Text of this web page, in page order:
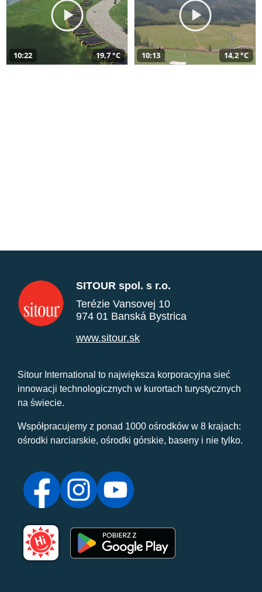
10:22 19,7 °C 10:13 14,2 °C
SITOUR spol. s r.o.
Terézie Vansovej 10
974 01 Banská Bystrica
www.sitour.sk
Sitour International to największa korporacyjna sieć
innowacji technologicznych w kurortach turystycznych
na świecie.
Współpracujemy z ponad 1000 ośrodków w 8 krajach:
ośrodki narciarskie, ośrodki górskie, baseny i nie tylko.